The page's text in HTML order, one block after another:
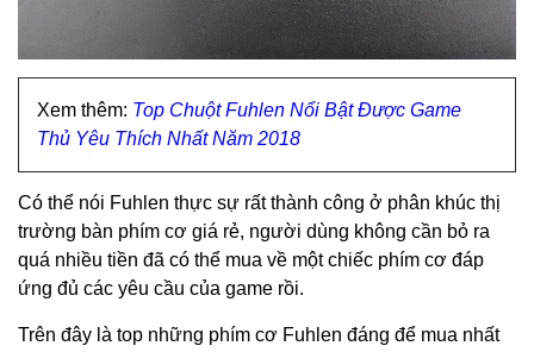
Xem thêm: Top Chuột Fuhlen Nổi Bật Được Game
Thủ Yêu Thích Nhất Năm 2018
Có thể nói Fuhlen thực sự rất thành công ở phân khúc thị
trường bàn phím cơ giá rẻ, người dùng không cần bỏ ra
quá nhiều tiền đã có thể mua về một chiếc phím cơ đáp
ứng đủ các yêu cầu của game rồi.
Trên đây là top những phím cơ Fuhlen đáng để mua nhất